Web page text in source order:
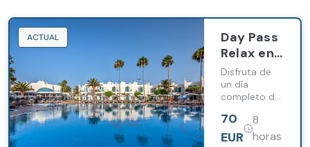
ACTUAL
Day Pass
Relax en
Barceló
Corralejo
Sands
Disfruta de
un día
completo de
piscina con
una cama
70
EUR
8
horas